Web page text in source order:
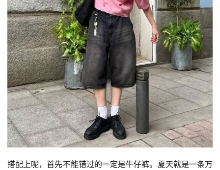
搭配上呢，首先不能错过的一定是牛仔裤。夏天就是一条万